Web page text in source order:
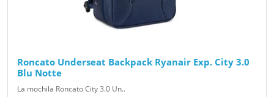
Roncato Underseat Backpack Ryanair Exp. City 3.0
Blu Notte
La mochila Roncato City 3.0 Un..